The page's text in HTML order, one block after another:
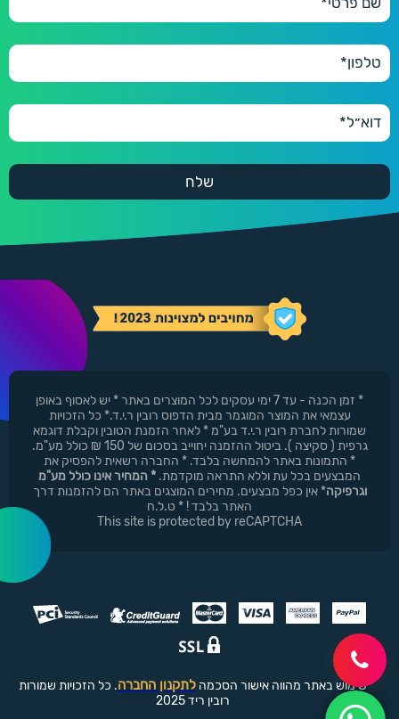
* זמן הכנה - עד 7 ימי עסקים לכל המוצרים באתר * יש לאסוף באופן
עצמאי את המוצר המוגמר מבית הדפוס רובין ר.י.ד.* כל הזכויות
שמורות לחברת רובין ר.י.ד בע"מ * לאחר הזמנת הטובין וקבלת דוגמא
גרפית ( סקיצה ). ביטול ההזמנה יחוייב בסכום של 150 ₪ כולל מע"מ.
* התמונות באתר להמחשה בלבד. * החברה רשאית להפסיק את
המבצעים בכל עת וללא התראה מוקדמת. * המחיר אינו כולל מע"מ
וגרפיקה* אין כפל מבצעים. מחירים המוצגים באתר הם להזמנות דרך
האתר בלבד ! * ט.ל.ח
This site is protected by reCAPTCHA
שימוש באתר מהווה אישור הסכמה לתקנון החברה. כל הזכויות שמורות
רובין ריד 2025